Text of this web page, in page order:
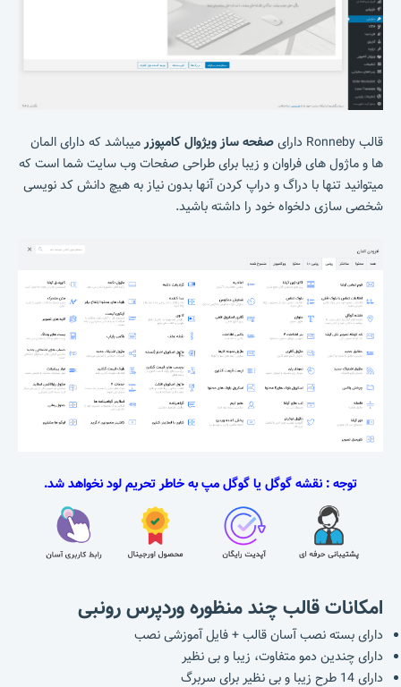
قالب Ronneby دارای صفحه ساز ویژوال کامپوزرمیباشد که دارای المان
ها و ماژول های فراوان و زیبا برای طراحی صفحات وب سایت شما است که
میتوانید تنها با دراگ و دراپ کردن آنها بدون نیاز به هیچ دانش کد نویسی
شخصی سازی دلخواه خود را داشته باشید.
توجه : نقشه گوگل یا گوگل مپ به خاطر تحریم لود نخواهد شد.
امکانات قالب چند منظوره وردپرس رونبی
دارای بسته نصب آسان قالب + فایل آموزشی نصب
دارای چندین دمو متفاوت، زیبا و بی نظیر
دارای 14 طرح زیبا و بی نظیر برای سربرگ